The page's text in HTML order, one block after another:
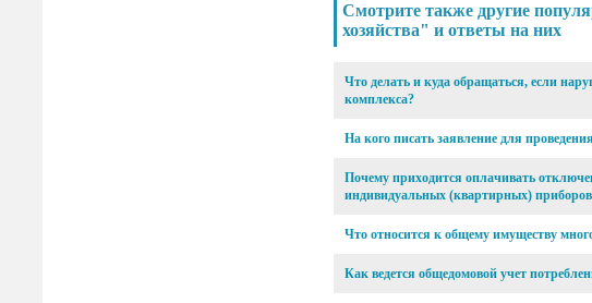
Смотрите также другие
хозяйства" и ответы на них
Что делать и куда обращаться, если
комплекса?
На кого писать заявление для
Почему приходится оплачивать
индивидуальных (квартирных) приборов
Что относится к общему имуществу
Как ведется общедомовой учет